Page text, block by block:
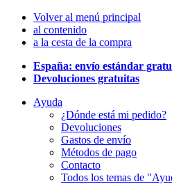
Volver al menú principal
al contenido
a la cesta de la compra
España: envío estándar
Devoluciones gratuitas
Ayuda
¿Dónde está mi pedido?
Devoluciones
Gastos de envío
Métodos de pago
Contacto
Todos los temas de